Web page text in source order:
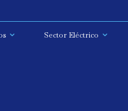
Sector Eléctrico